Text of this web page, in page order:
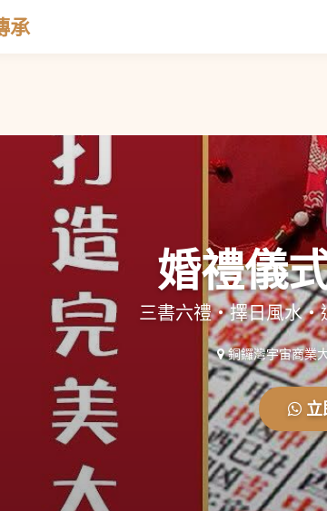
承
婚禮儀
三書六禮・擇日風水
銅鑼灣宇宙商業